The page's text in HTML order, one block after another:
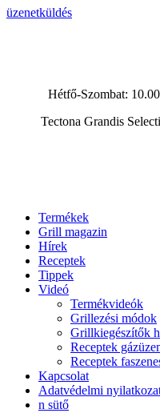
üzenetküldés
Hétfő-Szombat:
Tectona Grandis
Termékek
Grill magazin
Hírek
Receptek
Tippek
Videó
Termékvideók
Grillezési módok
Grillkiegészítők
Receptek
Receptek
Kapcsolat
Adatvédelmi
n sütő